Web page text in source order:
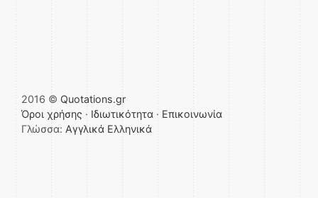
2016 © Quotations.gr
Όροι χρήσης · Ιδιωτικότητα · Επικοινωνία
Γλώσσα: Αγγλικά Ελληνικά